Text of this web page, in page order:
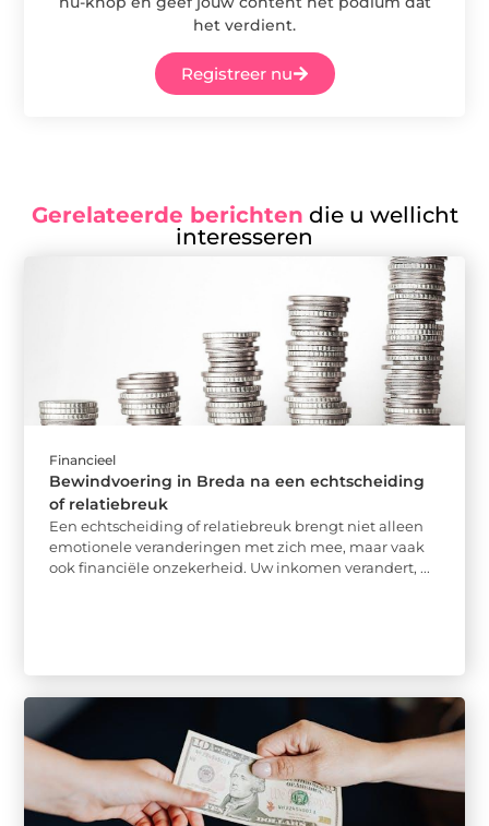
het verdient.
Registreer nu
Gerelateerde berichten die u wellicht
interesseren
Financieel
Bewindvoering in Breda na een echtscheiding
of relatiebreuk
Een echtscheiding of relatiebreuk brengt niet alleen
emotionele veranderingen met zich mee, maar vaak
ook financiële onzekerheid. Uw inkomen verandert, ...